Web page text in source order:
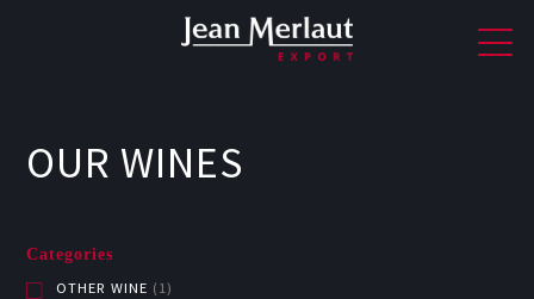
OUR WINES
Categories
OTHER WINE (1)